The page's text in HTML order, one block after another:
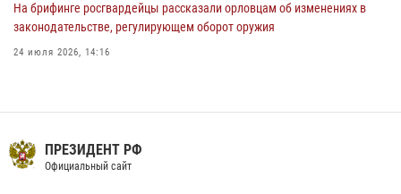
На брифинге росгвардейцы рассказали орловцам об изменениях в
законодательстве, регулирующем оборот оружия
24 июля 2026, 14:16
30 июля 2026, 14:27
В Орле росгвардейцы за неделю проверили два детских лагеря
16 июля 2026, 13:34